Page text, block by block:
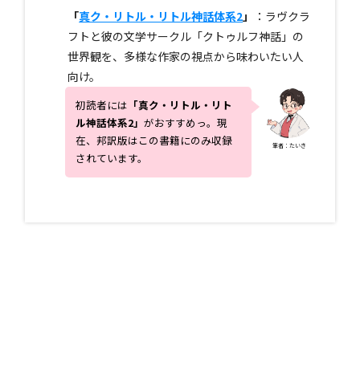
「真ク・リトル・リトル神話体系2」
：ラヴクラ
フトと彼の文学サークル「クトゥルフ神話」の
世界観を、多様な作家の視点から味わいたい人
向け。
筆者：たいき
初読者には 「真ク・リトル・リト
ル神話体系2」がおすすめっ。現
在、邦訳版はこの書籍にのみ収録
されています。